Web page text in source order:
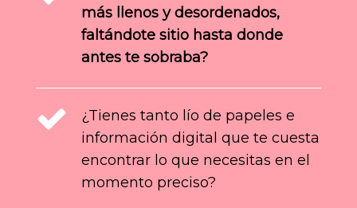
más llenos y desordenados,
faltándote sitio hasta donde
antes te sobraba?
¿Tienes tanto lío de papeles e
información digital que te cuesta
encontrar lo que necesitas en el
momento preciso?